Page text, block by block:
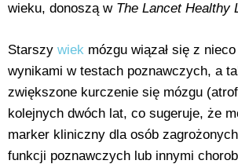
wieku, donoszą w The Lancet Healthy
Starszy wiek mózgu wiązał się z
wynikami w testach poznawczych, a
zwiększone kurczenie się mózgu
kolejnych dwóch lat, co sugeruje, że
marker kliniczny dla osób
funkcji poznawczych lub innymi